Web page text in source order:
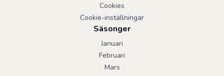
Cookies
Cookie-inställningar
Säsonger
Januari
Februari
Mars